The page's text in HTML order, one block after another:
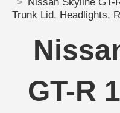
Trunk Lid, Headlights,
GT-R